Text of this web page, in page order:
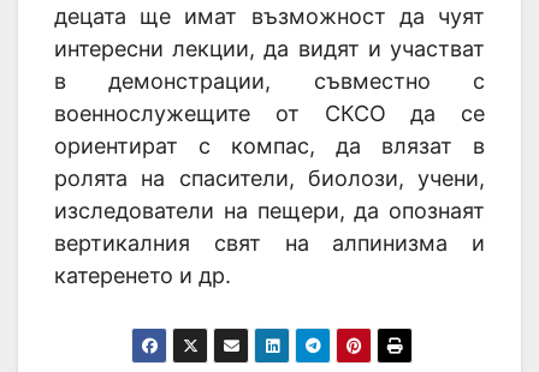
децата ще имат възможност да чуят
интересни лекции, да видят и участват
в демонстрации, съвместно с
военнослужещите от СКСО да се
ориентират с компас, да влязат в
ролята на спасители, биолози, учени,
изследователи на пещери, да опознаят
вертикалния свят на алпинизма и
катеренето и др.